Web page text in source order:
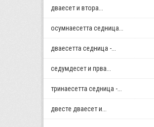
дваесет и втора...
осумнaесетта седница...
дваесетта седница -...
седумдесет и прва...
тринаесетта седница -...
двестe дваесет и...